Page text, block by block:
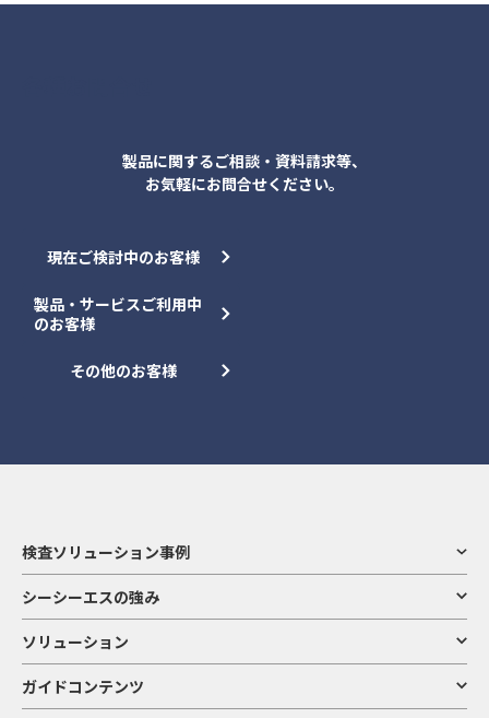
製品に関するご相談・資料請求等、
お気軽にお問合せください。
現在ご検討中のお客様
製品・サービスご利用中
のお客様
その他のお客様
検査ソリューション事例
シーシーエスの強み
ソリューション
ガイドコンテンツ